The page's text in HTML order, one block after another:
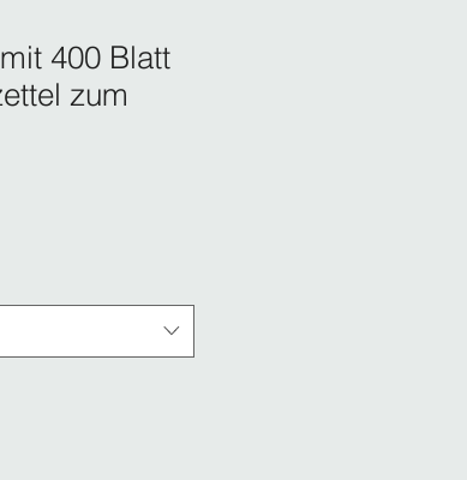
400 Blatt
zum